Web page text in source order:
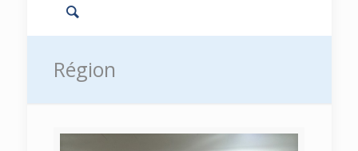
Région